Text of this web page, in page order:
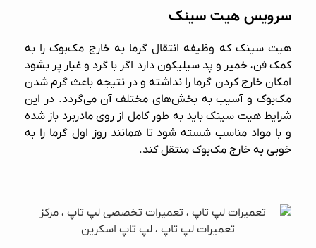
سرویس هیت سینک
هیت سینک که وظیفه انتقال گرما به خارج مک‌بوک را به
کمک فن، خمیر و پد سیلیکون دارد اگر با گرد و غبار پر بشود
امکان خارج کردن گرما را نداشته و در نتیجه باعث گرم شدن
مک‌بوک و آسیب به بخش‌های مختلف آن می‌گردد. در این
شرایط هیت سینک باید به طور کامل از روی مادربرد باز شده
و با مواد مناسب شسته شود تا همانند روز اول گرما را به
خوبی به خارج مک‌بوک منتقل کند.